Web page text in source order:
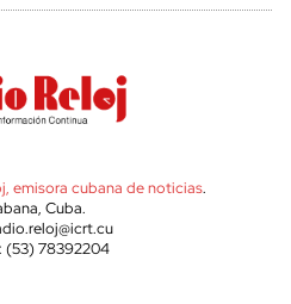
emisora cubana de noticias.
Cuba.
(53) 78392204